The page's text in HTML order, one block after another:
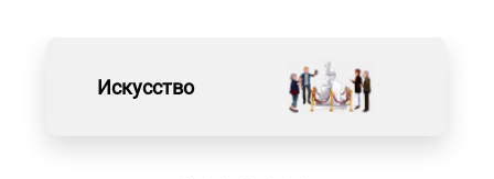
Искусство